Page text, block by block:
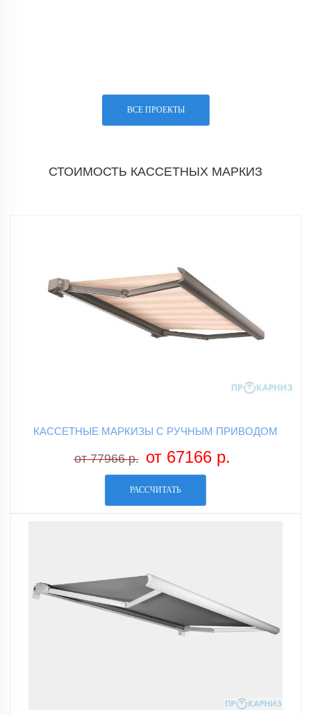
ВСЕ ПРОЕКТЫ
СТОИМОСТЬ КАССЕТНЫХ МАРКИЗ
КАССЕТНЫЕ МАРКИЗЫ С РУЧНЫМ ПРИВОДОМ
от 77966 р. от 67166 р.
РАССЧИТАТЬ